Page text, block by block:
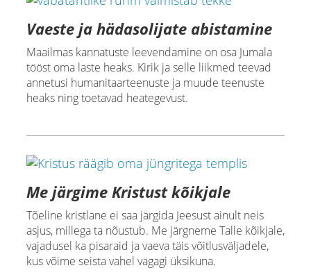
Vaeste ja hädasolijate abistamine
Maailmas kannatuste leevendamine on osa Jumala
tööst oma laste heaks. Kirik ja selle liikmed teevad
annetusi humanitaarteenuste ja muude teenuste
heaks ning toetavad heategevust.
Me järgime Kristust kõikjale
Tõeline kristlane ei saa järgida Jeesust ainult neis
asjus, millega ta nõustub. Me järgneme Talle kõikjale,
vajadusel ka pisaraid ja vaeva täis võitlusväljadele,
kus võime seista vahel vägagi üksikuna.